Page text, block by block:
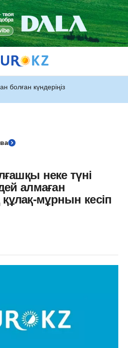
болған күндеріңіз
неке түні
алмаған
мұрнын кесіп